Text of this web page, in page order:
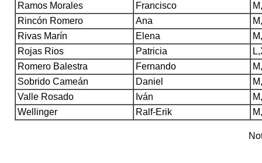
Ramos Morales
Francisco
Rincón Romero
Ana
Rivas Marín
Elena
Rojas Rios
Patricia
Romero Balestra
Fernando
Sobrido Cameán
Daniel
Valle Rosado
Iván
Wellinger
Ralf-Erik
Nota: los